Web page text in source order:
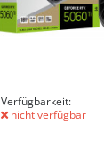
Verfügbarkeit:
nicht verfügbar